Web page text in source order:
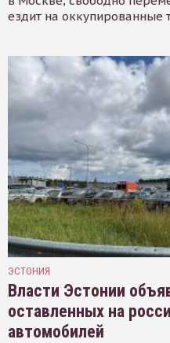
ездит на оккупированные
ЭСТОНИЯ
Власти Эстонии
оставленных на
автомобилей